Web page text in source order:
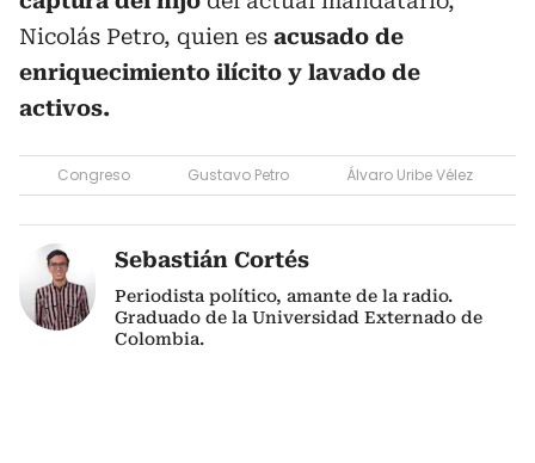
Nicolás Petro, quien es acusado de
enriquecimiento ilícito y lavado de
activos.
Congreso Gustavo Petro Álvaro Uribe Vélez
Sebastián Cortés
Periodista político, amante de la radio.
Graduado de la Universidad Externado de
Colombia.